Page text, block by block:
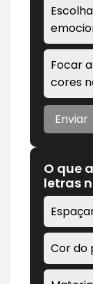
Focar
cores
Enviar
O que
letras
Cor do